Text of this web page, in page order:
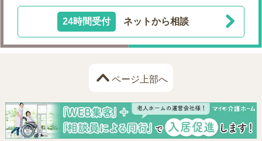
24時間受付 ネットから相談
ページ上部へ